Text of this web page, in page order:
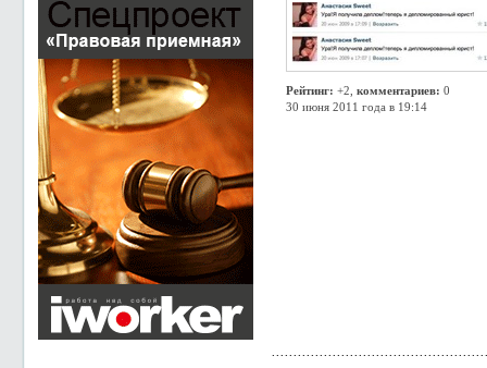
Рейтинг: +2, комментариев: 0
30 июня 2011 года в 19:14